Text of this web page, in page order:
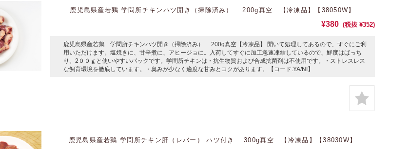
鹿児島県産若鶏 学問所チキンハツ開き（掃除済み） 200g真空 【冷凍品】【38050W】
¥380 (税抜 ¥352)
鹿児島県産若鶏 学問所チキンハツ開き（掃除済み） 200g真空【冷凍品】 開いて処理してあるので、すぐにご利
用いただけます。塩焼きに、甘辛煮に、アヒージョに。入荷してすぐに加工急速凍結しているので、鮮度はばっち
り。2００ｇと使いやすいパックです。学問所チキンは・抗生物質および合成抗菌剤は不使用です。・ストレスレス
な飼育環境を徹底しています。・臭みが少なく適度な甘みとコクがあります。【コード:YA/NI】
鹿児島県産若鶏 学問所チキン肝（レバー） ハツ付き 300g真空 【冷凍品】【38030W】